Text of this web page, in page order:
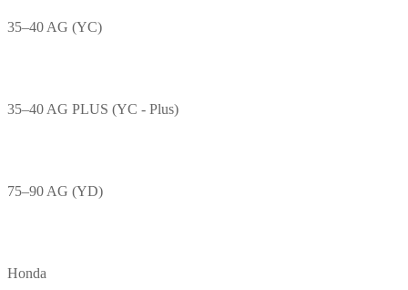
35–40 AG (YC)
35–40 AG PLUS (YC - Plus)
75–90 AG (YD)
Honda